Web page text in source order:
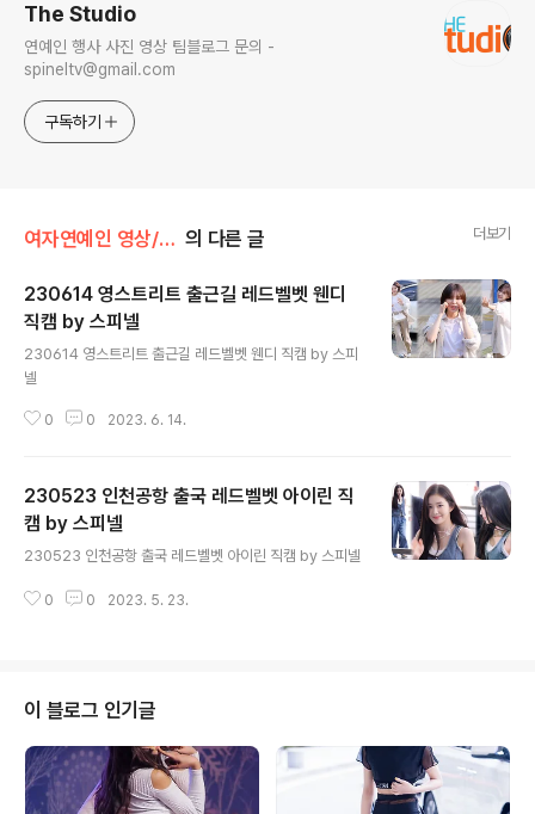
The Studio
연예인 행사 사진 영상 팀블로그 문의 -
spineltv@gmail.com
구독하기
여자연예인 영상/레드벨벳 의 다른 글 더보기
230614 영스트리트 출근길 레드벨벳 웬디
직캠 by 스피넬
230614 영스트리트 출근길 레드벨벳 웬디 직캠 by 스피
넬
0 0 2023. 6. 14.
230523 인천공항 출국 레드벨벳 아이린 직
캠 by 스피넬
230523 인천공항 출국 레드벨벳 아이린 직캠 by 스피넬
0 0 2023. 5. 23.
이 블로그 인기글